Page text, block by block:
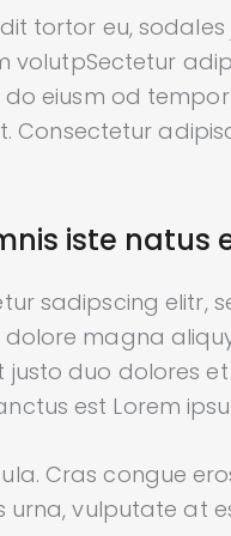
tortor eu, sodales
volutpSectetur
eiusm od
Consectetur
iste natus
sadipscing elitr,
magna
duo dolores
est Lorem
Cras congue
vulputate at